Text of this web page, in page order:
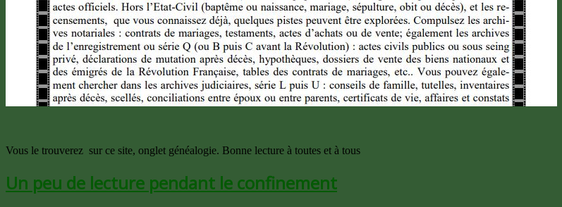
Vous le trouverez sur ce site, onglet généalogie. Bonne lecture à toutes et à tous
Un peu de lecture pendant le confinement